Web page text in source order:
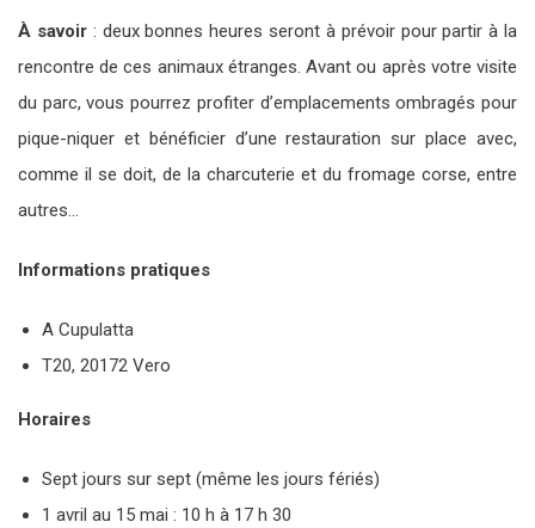
À savoir: deux bonnes heures seront à prévoir pour partir à la
rencontre de ces animaux étranges. Avant ou après votre visite
du parc, vous pourrez profiter d’emplacements ombragés pour
pique-niquer et bénéficier d’une restauration sur place avec,
comme il se doit, de la charcuterie et du fromage corse, entre
autres…
Informations pratiques
A Cupulatta
T20, 20172 Vero
Horaires
Sept jours sur sept (même les jours fériés)
1 avril au 15 mai : 10 h à 17 h 30